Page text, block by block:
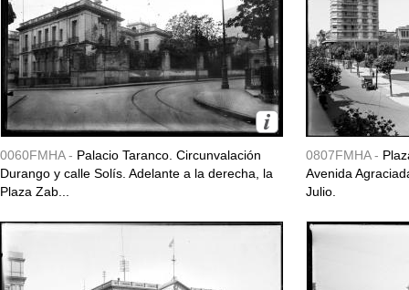
0060FMHA - Palacio Taranco. Circunvalación
Durango y calle Solís. Adelante a la derecha, la
Plaza Zab...
0807FMHA -
Avenida
Julio.